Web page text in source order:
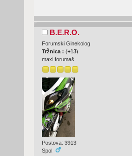
B.E.R.O.
Forumski Ginekolog
Tržnica : (+13)
maxi forumaš
Postova: 3913
Spol: